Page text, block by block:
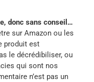
donc sans conseil…
sur Amazon ou les
produit est
le décrédibiliser, ou
qui sont nos
n’est pas un